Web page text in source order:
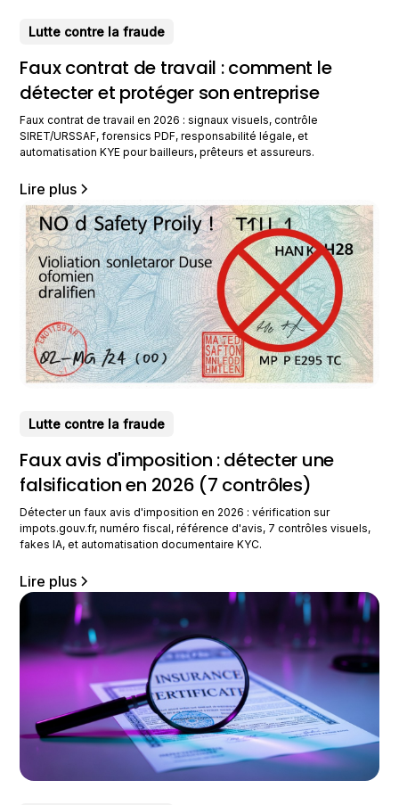
Lutte contre la fraude
Faux contrat de travail : comment le
détecter et protéger son entreprise
Faux contrat de travail en 2026 : signaux visuels, contrôle
SIRET/URSSAF, forensics PDF, responsabilité légale, et
automatisation KYE pour bailleurs, prêteurs et assureurs.
Lire plus
Lutte contre la fraude
Faux avis d'imposition : détecter une
falsification en 2026 (7 contrôles)
Détecter un faux avis d'imposition en 2026 : vérification sur
impots.gouv.fr, numéro fiscal, référence d'avis, 7 contrôles visuels,
fakes IA, et automatisation documentaire KYC.
Lire plus